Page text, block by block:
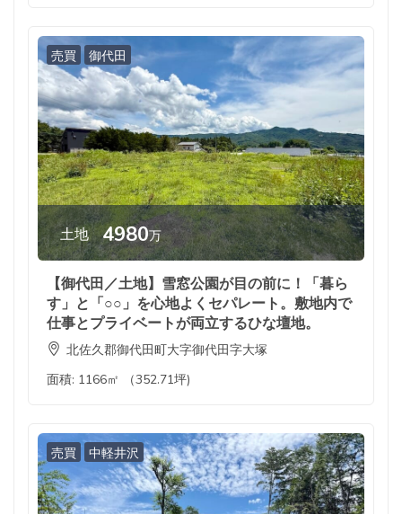
売買 御代田
土地 4980万
【御代田／土地】雪窓公園が目の前に！「暮ら
す」と「○○」を心地よくセパレート。敷地内で
仕事とプライベートが両立するひな壇地。
北佐久郡御代田町大字御代田字大塚
面積: 1166㎡ （352.71坪)
売買 中軽井沢